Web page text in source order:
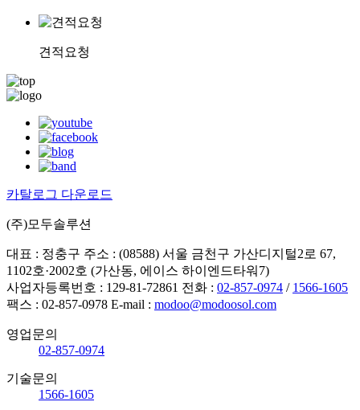
견적요청
카탈로그 다운로드
(주)모두솔루션
대표 : 정충구 주소 : (08588) 서울 금천구 가산디지털2로 67,
1102호·2002호 (가산동, 에이스 하이엔드타워7)
사업자등록번호 : 129-81-72861 전화 : 02-857-0974 / 1566-1605
팩스 : 02-857-0978 E-mail : modoo@modoosol.com
영업문의
02-857-0974
기술문의
1566-1605